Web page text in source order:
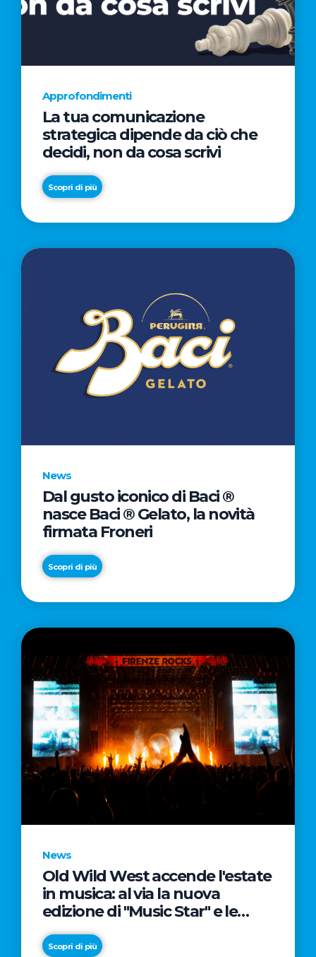
AL
CINEMA
NELLA
CAMPAGNA
REGISTA
PREMIO
OSCAR®
Approfondimenti
La tua comunicazione
strategica dipende da ciò che
decidi, non da cosa scrivi
Scopri di più
News
Dal gusto iconico di Baci ®
nasce Baci ® Gelato, la novità
firmata Froneri
Scopri di più
News
Old Wild West accende l'estate
in musica: al via la nuova
edizione di "Music Star" e le
prestigiose partnership con
Radio Italia e Live Nation
Scopri di più